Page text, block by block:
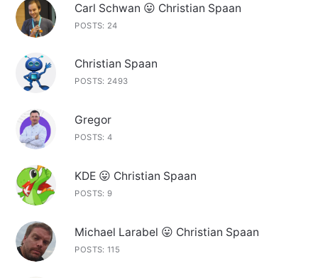
Carl Schwan 😛 Christian Spaan
POSTS: 24
Christian Spaan
POSTS: 2493
Gregor
POSTS: 4
KDE 😛 Christian Spaan
POSTS: 9
Michael Larabel 😛 Christian Spaan
POSTS: 115